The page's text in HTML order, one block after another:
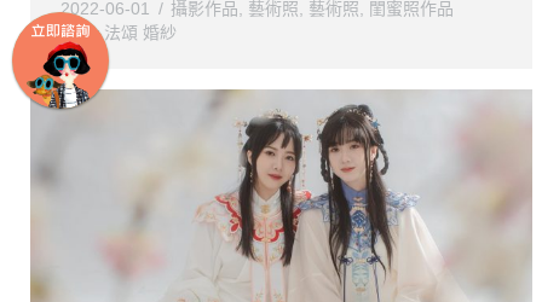
2022-06-01 攝影作品 藝術照 藝術照
閨蜜照作品
By法頌 婚紗